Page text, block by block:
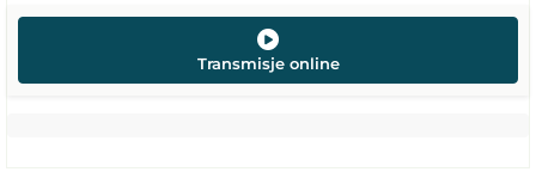
Transmisje online